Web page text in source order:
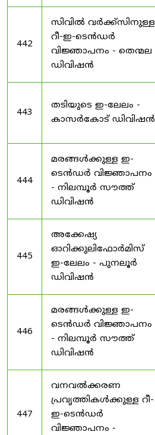
442
സിവിൽ വർക്ക്സിനുള്ള
റീ-ഇ-ടെൻഡർ
വിജ്ഞാപനം - തെന്മല
ഡിവിഷൻ
443
തടിയുടെ ഇ-ലേലം -
കാസർകോട് ഡിവിഷൻ
444
മരങ്ങൾക്കുള്ള ഇ-
ടെൻഡർ വിജ്ഞാപനം
- നിലമ്പൂർ സൗത്ത്
ഡിവിഷൻ
445
അക്കേഷ്യ
ഓറിക്കുലിഫോർമിസ്
ഇ-ലേലം - പുനലൂർ
ഡിവിഷൻ
446
മരങ്ങൾക്കുള്ള ഇ-
ടെൻഡർ വിജ്ഞാപനം
- നിലമ്പൂർ സൗത്ത്
ഡിവിഷൻ
447
വനവൽക്കരണ
പ്രവൃത്തികൾക്കുള്ള റീ-
ഇ-ടെൻഡർ
വിജ്ഞാപനം -